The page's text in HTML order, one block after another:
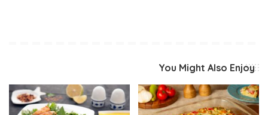
You Might Also Enjoy